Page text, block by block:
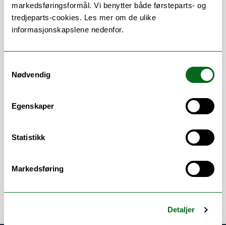
markedsføringsformål. Vi benytter både førsteparts- og
tredjeparts-cookies. Les mer om de ulike
informasjonskapslene nedenfor.
Nødvendig
Egenskaper
Statistikk
Markedsføring
Detaljer
Anne-Merethe Hanssen (PhD) er professor
i mikrobiologi ved Institutt for medisinsk
biologi (IMB) i forskningsgruppe Vert-
interaksjon mellom vert og mikrobe, og
virulens, patogenese og mikrobiom.
programmet i helsevitenskap, og